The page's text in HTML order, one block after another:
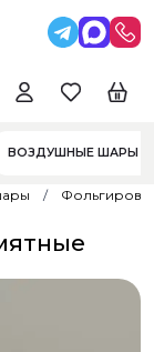
ВОЗДУШНЫЕ ШАРЫ